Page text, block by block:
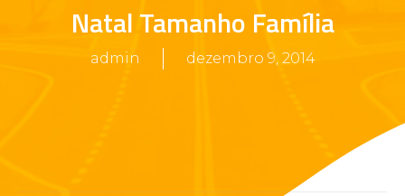
Natal Tamanho Família
admin dezembro 9, 2014